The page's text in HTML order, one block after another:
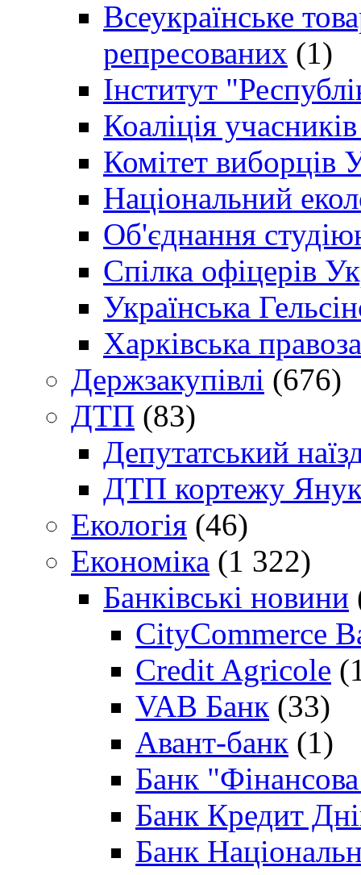
Всеукраїнське
репресованих (1)
Інститут
Коаліція
Комітет виборців
Національний
Об'єднання
Спілка офіцерів
Українська
Харківська
Держзакупівлі (676)
ДТП (83)
Депутатський
ДТП кортежу
Екологія (46)
Економіка (1 322)
Банківські новини
CityCommerce
Credit Agricole
VAB Банк (33)
Авант-банк (1)
Банк "Фінансова
Банк Кредит
Банк